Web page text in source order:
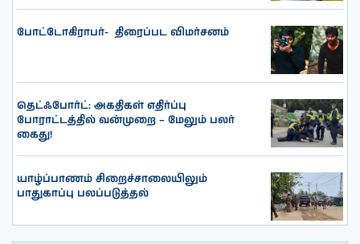
போட்டோகிராபர்- ‌ திரைப்பட விமர்சனம்
தெட்ஃபோர்ட்: அகதிகள் எதிர்ப்பு
போராட்டத்தில் வன்முறை – மேலும் பலர்
கைது!
யாழ்ப்பாணம் சிறைச்சாலையிலும்
பாதுகாப்பு பலப்படுத்தல்